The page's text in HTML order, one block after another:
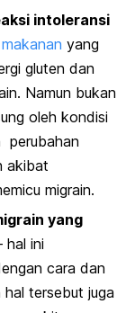
intoleransi
yang
gluten dan
Namun bukan
oleh kondisi
perubahan
akibat
migrain.
yang
hal ini
cara dan
hal tersebut juga